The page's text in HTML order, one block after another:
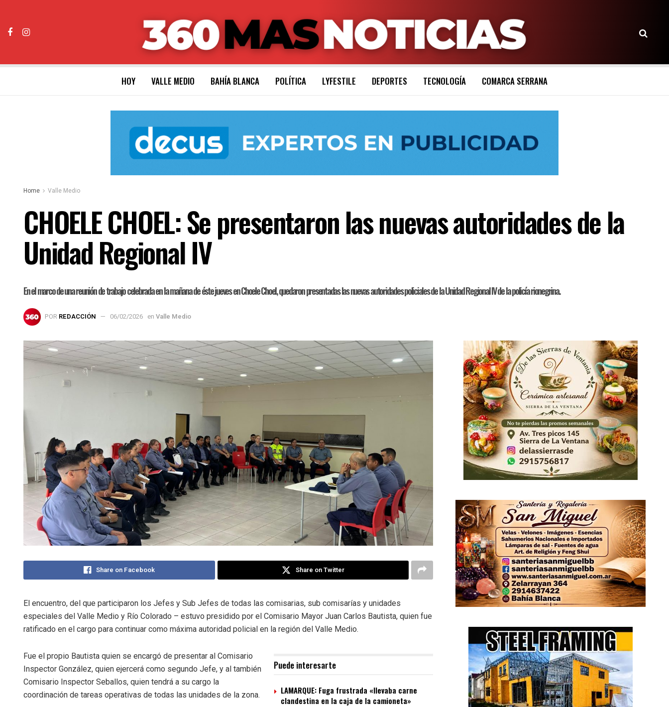
HOY VALLE MEDIO BAHÍA BLANCA POLÍTICA LYFESTILE DEPORTES TECNOLOGÍA COMARCA SERRANA
Home Valle Medio
CHOELE CHOEL: Se presentaron las nuevas autoridades de la
Unidad Regional IV
En el marco de una reunión de trabajo celebrada en la mañana de éste jueves en Choele Choel, quedaron presentadas las nuevas autoridades policiales de la Unidad Regional IV de la policía rionegrina.
POR REDACCIÓN 06/02/2026 en Valle Medio
Share on Facebook Share on Twitter
El encuentro, del que participaron los Jefes y Sub Jefes de todas las comisarias, sub comisarías y unidades
especiales del Valle Medio y Río Colorado – estuvo presidido por el Comisario Mayor Juan Carlos Bautista, quien fue
ratificado en el cargo para continuar como máxima autoridad policial en la región del Valle Medio.
Puede interesarte
LAMARQUE: Fuga frustrada «llevaba carne
clandestina en la caja de la camioneta»
Fue el propio Bautista quien se encargó de presentar al Comisario
Inspector González, quien ejercerá como segundo Jefe, y al también
Comisario Inspector Seballos, quien tendrá a su cargo la
coordinación de tareas operativas de todas las unidades de la zona.